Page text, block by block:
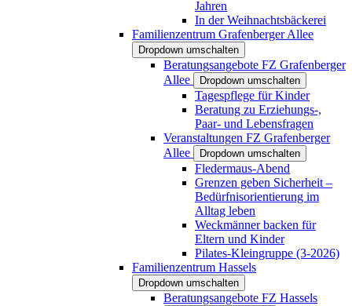
Jahren
In der Weihnachtsbäckerei
Familienzentrum Grafenberger Allee
Dropdown umschalten
Beratungsangebote FZ Grafenberger
Allee
Dropdown umschalten
Tagespflege für Kinder
Beratung zu Erziehungs-,
Paar- und Lebensfragen
Veranstaltungen FZ Grafenberger
Allee
Dropdown umschalten
Fledermaus-Abend
Grenzen geben Sicherheit –
Bedürfnisorientierung im
Alltag leben
Weckmänner backen für
Eltern und Kinder
Pilates-Kleingruppe (3-2026)
Familienzentrum Hassels
Dropdown umschalten
Beratungsangebote FZ Hassels